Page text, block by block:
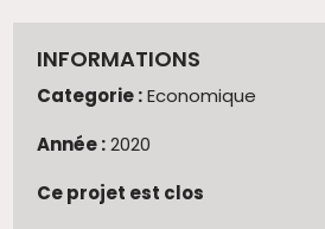
INFORMATIONS
Categorie :Economique
Année :2020
Ce projet est clos